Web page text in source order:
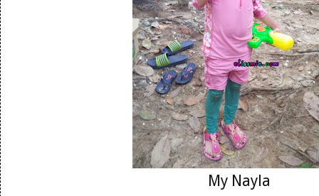
My Nayla